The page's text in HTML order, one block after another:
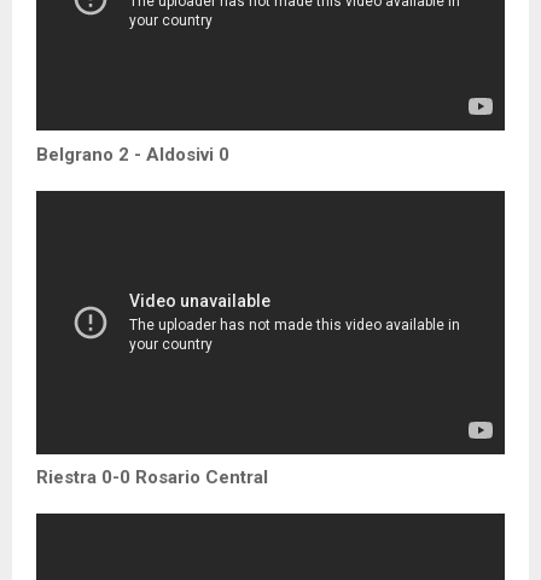
Belgrano 2 - Aldosivi 0
Riestra 0-0 Rosario Central